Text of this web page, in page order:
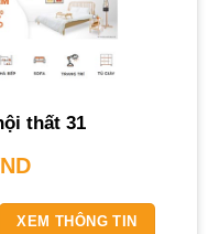
thất 31
XEM THÔNG TIN